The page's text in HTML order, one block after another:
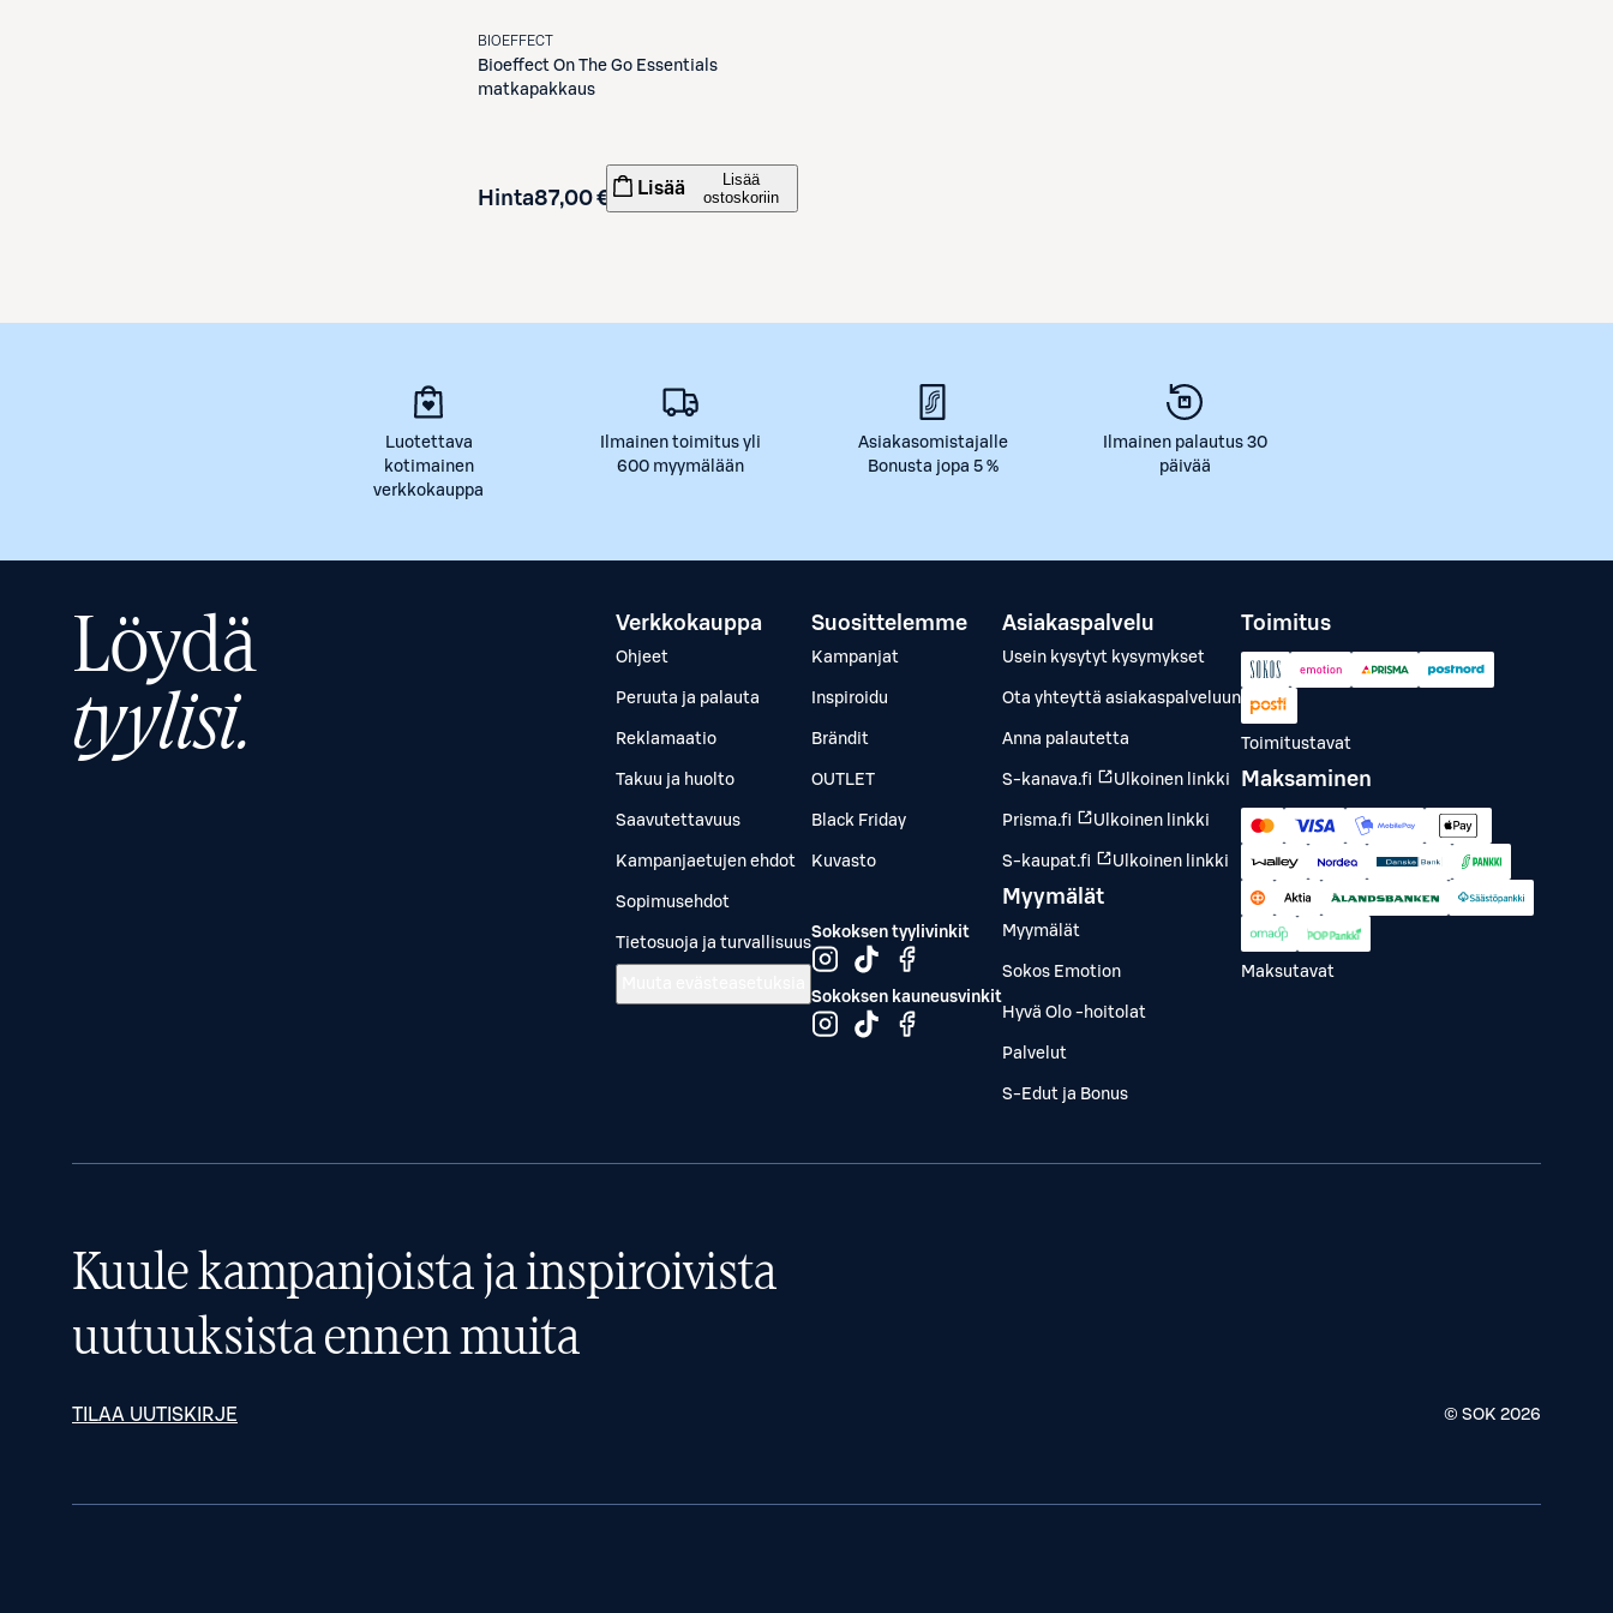
BIOEFFECT
Bioeffect On The Go Essentials
matkapakkaus
Hinta87,00 € Lisää
Lisää
ostoskoriin
Luotettava
kotimainen
verkkokauppa
Ilmainen toimitus yli
600 myymälään
Asiakasomistajalle
Bonusta jopa 5 %
Ilmainen palautus 30
päivää
Löydä
tyylisi.
Verkkokauppa
Ohjeet
Peruuta ja palauta
Reklamaatio
Takuu ja huolto
Saavutettavuus
Kampanjaetujen ehdot
Sopimusehdot
Tietosuoja ja turvallisuus
Suosittelemme
Kampanjat
Inspiroidu
Brändit
OUTLET
Black Friday
Kuvasto
Sokoksen tyylivinkit
Sokoksen kauneusvinkit
Asiakaspalvelu
Usein kysytyt kysymykset
Ota yhteyttä asiakaspalveluun
Anna palautetta
S-kanava.fi Ulkoinen linkki
Prisma.fi Ulkoinen linkki
S-kaupat.fi Ulkoinen linkki
Myymälät
Myymälät
Sokos Emotion
Hyvä Olo -hoitolat
Palvelut
S-Edut ja Bonus
Toimitus
Toimitustavat
Maksaminen
Maksutavat
Kuule kampanjoista ja inspiroivista
uutuuksista ennen muita
TILAA UUTISKIRJE © SOK 2026